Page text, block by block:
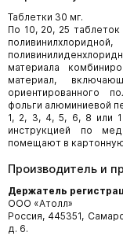
Таблетки 30 мг.
По 10, 20, 25
материала
материал,
ориентированного
фольги алюминиевой
1, 2, 3, 4, 5, 6, 8 или
инструкцией по
помещают в картонную
Производитель и
Держатель
ООО «Атолл»
Россия, 445351,
д. 6.